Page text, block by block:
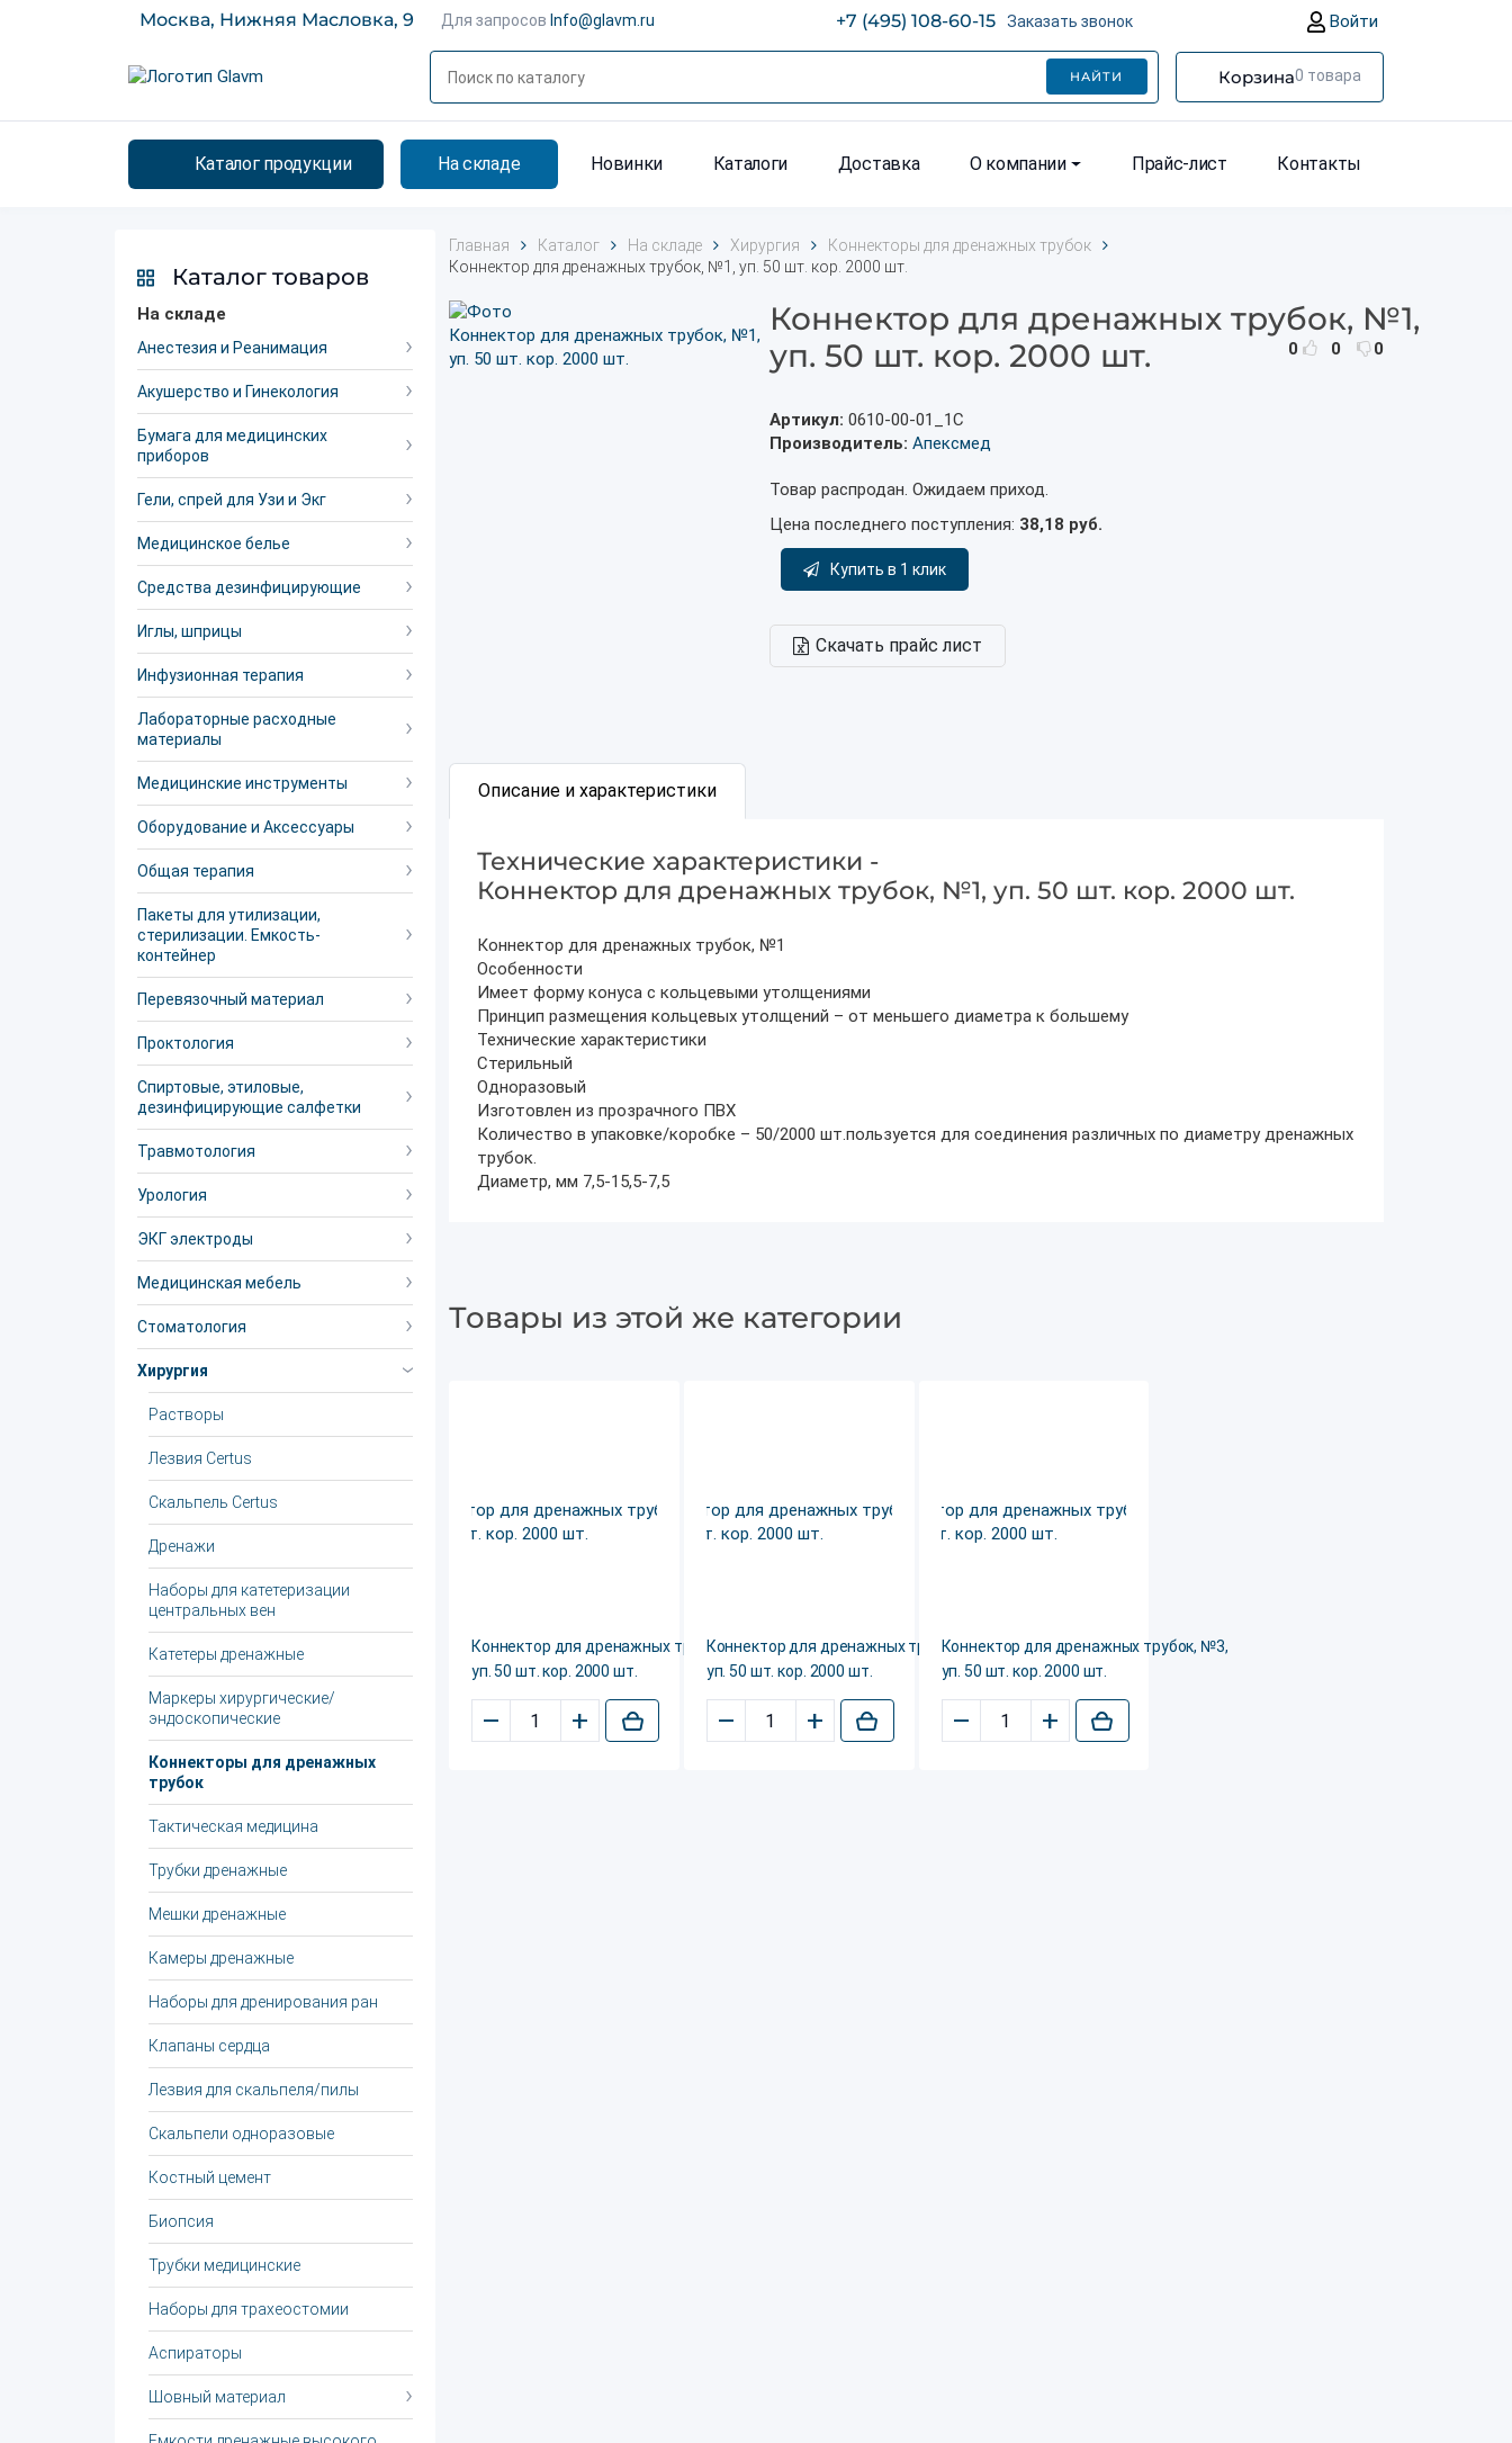
Москва, Нижняя Масловка, 9 Для запросов Info@glavm.ru +7 (495) 108-60-15 Заказать звонок Войти
НАЙТИ Корзина0 товара
Каталог продукции На складе Новинки Каталоги Доставка О компании Прайс-лист Контакты
Каталог товаров
На складе
Анестезия и Реанимация
Акушерство и Гинекология
Бумага для медицинских
приборов
Гели, спрей для Узи и Экг
Медицинское белье
Средства дезинфицирующие
Иглы, шприцы
Инфузионная терапия
Лабораторные расходные
материалы
Медицинские инструменты
Оборудование и Аксессуары
Общая терапия
Пакеты для утилизации,
стерилизации. Емкость-
контейнер
Перевязочный материал
Проктология
Спиртовые, этиловые,
дезинфицирующие салфетки
Травмотология
Урология
ЭКГ электроды
Медицинская мебель
Стоматология
Хирургия
Растворы
Лезвия Certus
Скальпель Certus
Дренажи
Наборы для катетеризации
центральных вен
Катетеры дренажные
Маркеры хирургические/
эндоскопические
Коннекторы для дренажных
трубок
Тактическая медицина
Трубки дренажные
Мешки дренажные
Камеры дренажные
Наборы для дренирования ран
Клапаны сердца
Лезвия для скальпеля/пилы
Скальпели одноразовые
Костный цемент
Биопсия
Трубки медицинские
Наборы для трахеостомии
Аспираторы
Шовный материал
Главная Каталог На складе Хирургия
Коннекторы для дренажных трубок
Коннектор для дренажных трубок, №1, уп. 50 шт. кор. 2000 шт.
Коннектор для дренажных трубок, №1,
уп. 50 шт. кор. 2000 шт.
0 0 0
Артикул: 0610-00-01_1С
Производитель: Апексмед
Товар распродан. Ожидаем приход.
Цена последнего поступления: 38,18 руб.
Купить в 1 клик
Скачать прайс лист
Описание и характеристики
Технические характеристики -
Коннектор для дренажных трубок, №1, уп. 50 шт. кор. 2000 шт.
Коннектор для дренажных трубок, №1
Особенности
Имеет форму конуса с кольцевыми утолщениями
Принцип размещения кольцевых утолщений – от меньшего диаметра к большему
Технические характеристики
Стерильный
Одноразовый
Изготовлен из прозрачного ПВХ
Количество в упаковке/коробке – 50/2000 шт.пользуется для соединения различных по диаметру дренажных
трубок.
Диаметр, мм 7,5-15,5-7,5
Товары из этой же категории
Коннектор для дренажных трубок, №4,
уп. 50 шт. кор. 2000 шт.
– +
Коннектор для дренажных трубок, №2,
уп. 50 шт. кор. 2000 шт.
– +
Коннектор для дренажных трубок, №3,
уп. 50 шт. кор. 2000 шт.
– +